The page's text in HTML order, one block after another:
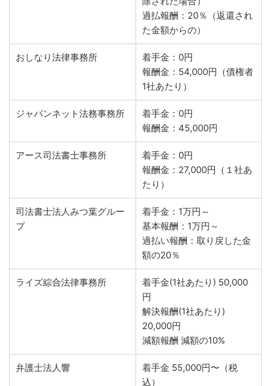
過払報酬：20％（返還され
た金額からの）
おしなり法律事務所
着手金：0円
報酬金：54,000円（債権者
1社あたり）
ジャパンネット法務事務所
着手金：0円
報酬金：45,000円
アース司法書士事務所
着手金：0円
報酬金：27,000円（１社あ
たり）
司法書士法人みつ葉グルー
プ
着手金：1万円～
基本報酬：1万円～
過払い報酬：取り戻した金
額の20％
ライズ綜合法律事務所
着手金(1社あたり) 50,000
円
解決報酬(1社あたり)
20,000円
減額報酬 減額の10%
弁護士法人響
着手金 55,000円〜（税
込）